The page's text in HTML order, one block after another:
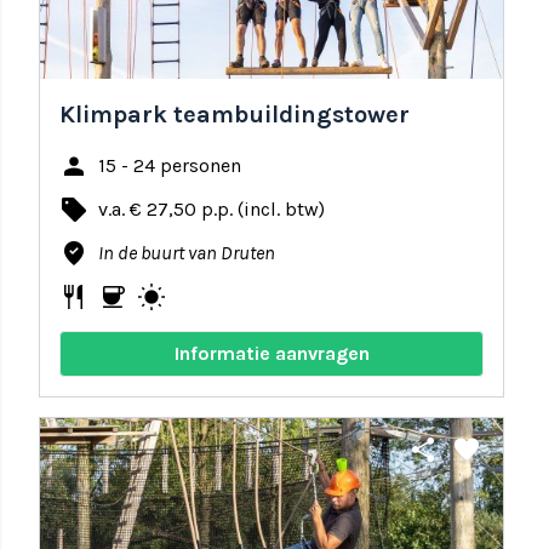
Klimpark teambuildingstower
person 15 - 24 personen
local_offer v.a. € 27,50 p.p. (incl. btw)
where_to_vote In de buurt van Druten
restaurant coffee wb_sunny
Informatie aanvragen
share favorite